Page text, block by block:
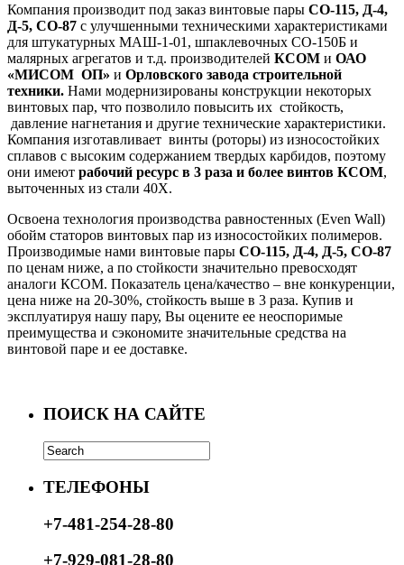
Компания производит под заказ винтовые пары СО-115, Д-4,
Д-5, СО-87 с улучшенными техническими характеристиками
для штукатурных МАШ-1-01, шпаклевочных СО-150Б и
малярных агрегатов и т.д. производителей КСОМ и ОАО
«МИСОМ ОП» и Орловского завода строительной
техники. Нами модернизированы конструкции некоторых
винтовых пар, что позволило повысить их стойкость,
давление нагнетания и другие технические характеристики.
Компания изготавливает винты (роторы) из износостойких
сплавов с высоким содержанием твердых карбидов, поэтому
они имеют рабочий ресурс в 3 раза и более винтов КСОМ,
выточенных из стали 40Х.
Освоена технология производства равностенных (Even Wall)
обойм статоров винтовых пар из износостойких полимеров.
Производимые нами винтовые пары СО-115, Д-4, Д-5, СО-87
по ценам ниже, а по стойкости значительно превосходят
аналоги КСОМ. Показатель цена/качество – вне конкуренции,
цена ниже на 20-30%, стойкость выше в 3 раза. Купив и
эксплуатируя нашу пару, Вы оцените ее неоспоримые
преимущества и сэкономите значительные средства на
винтовой паре и ее доставке.
ПОИСК НА САЙТЕ
ТЕЛЕФОНЫ
+7-481-254-28-80
+7-929-081-28-80